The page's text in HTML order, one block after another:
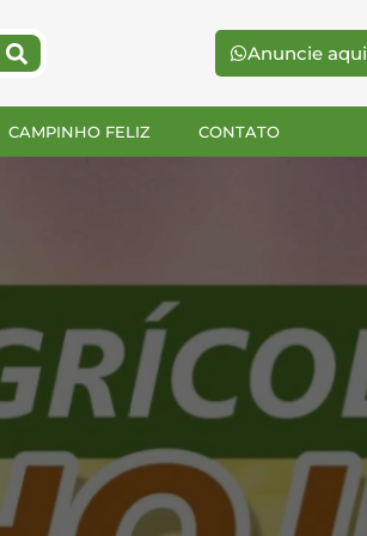
Anuncie aqui
CAMPINHO FELIZ CONTATO